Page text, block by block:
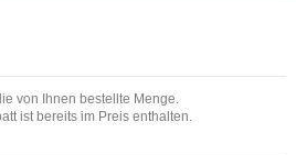
von Ihnen bestellte Menge.
ist bereits im Preis enthalten.